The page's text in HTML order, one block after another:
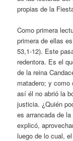
propias de la
Como primera
primera de ellas
53,1-12). Este
redentora. Es el
de la reina
matadero; y como
así él no abrió la
justicia. ¿Quién
es arrancada de
explicó,
luego de lo cual,